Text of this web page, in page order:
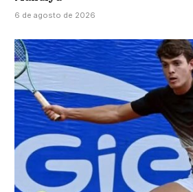
6 de agosto de 2026